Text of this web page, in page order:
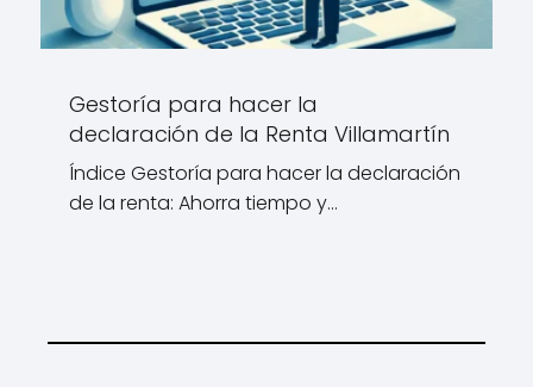
Gestoría para hacer la
declaración de la Renta Villamartín
Índice Gestoría para hacer la declaración
de la renta: Ahorra tiempo y…